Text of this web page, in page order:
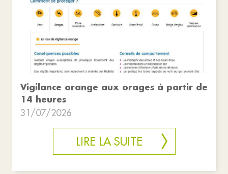
Vigilance orange aux orages à partir de
14 heures
31/07/2026
LIRE LA SUITE